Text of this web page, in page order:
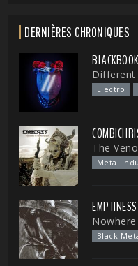
DERNIÈRES CHRONIQUES
BLACKBOOK
Different
Electro
The
Metal
EMPTINESS
Nowhere
Black